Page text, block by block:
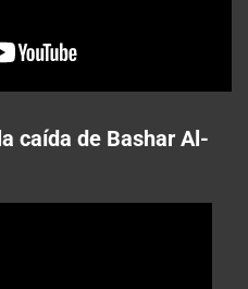
caída de Bashar Al-